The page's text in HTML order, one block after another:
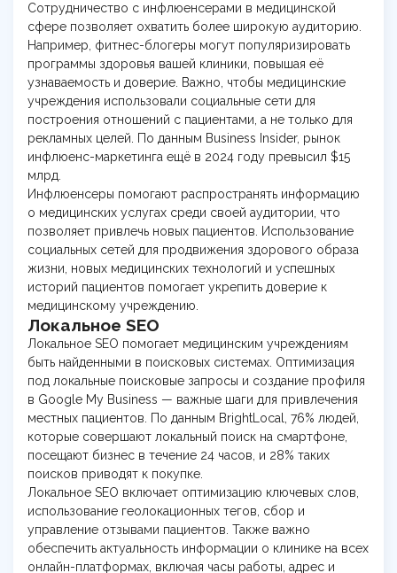
Сотрудничество с инфлюенсерами в медицинской
сфере позволяет охватить более широкую аудиторию.
Например, фитнес-блогеры могут популяризировать
программы здоровья вашей клиники, повышая её
узнаваемость и доверие. Важно, чтобы медицинские
учреждения использовали социальные сети для
построения отношений с пациентами, а не только для
рекламных целей. По данным Business Insider, рынок
инфлюенс-маркетинга ещё в 2024 году превысил $15
млрд.
Инфлюенсеры помогают распространять информацию
о медицинских услугах среди своей аудитории, что
позволяет привлечь новых пациентов. Использование
социальных сетей для продвижения здорового образа
жизни, новых медицинских технологий и успешных
историй пациентов помогает укрепить доверие к
медицинскому учреждению.
Локальное SEO
Локальное SEO помогает медицинским учреждениям
быть найденными в поисковых системах. Оптимизация
под локальные поисковые запросы и создание профиля
в Google My Business — важные шаги для привлечения
местных пациентов. По данным BrightLocal, 76% людей,
которые совершают локальный поиск на смартфоне,
посещают бизнес в течение 24 часов, и 28% таких
поисков приводят к покупке.
Локальное SEO включает оптимизацию ключевых слов,
использование геолокационных тегов, сбор и
управление отзывами пациентов. Также важно
обеспечить актуальность информации о клинике на всех
онлайн-платформах, включая часы работы, адрес и